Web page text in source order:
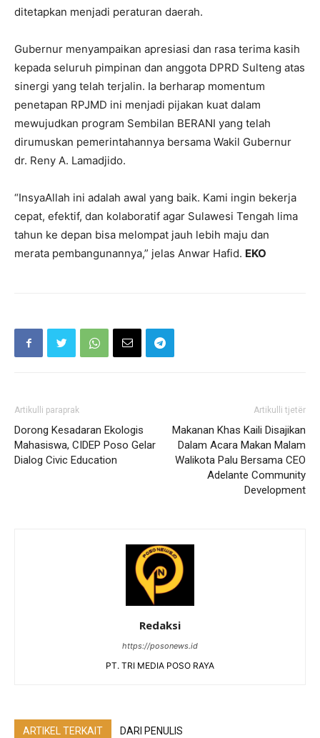
ditetapkan menjadi peraturan daerah.
Gubernur menyampaikan apresiasi dan rasa terima kasih
kepada seluruh pimpinan dan anggota DPRD Sulteng atas
sinergi yang telah terjalin. Ia berharap momentum
penetapan RPJMD ini menjadi pijakan kuat dalam
mewujudkan program Sembilan BERANI yang telah
dirumuskan pemerintahannya bersama Wakil Gubernur
dr. Reny A. Lamadjido.
“InsyaAllah ini adalah awal yang baik. Kami ingin bekerja
cepat, efektif, dan kolaboratif agar Sulawesi Tengah lima
tahun ke depan bisa melompat jauh lebih maju dan
merata pembangunannya,” jelas Anwar Hafid. EKO
Artikulli paraprak
Dorong Kesadaran Ekologis
Mahasiswa, CIDEP Poso Gelar
Dialog Civic Education
Artikulli tjetër
Makanan Khas Kaili Disajikan
Dalam Acara Makan Malam
Walikota Palu Bersama CEO
Adelante Community
Development
Redaksi
https://posonews.id
PT. TRI MEDIA POSO RAYA
ARTIKEL TERKAIT DARI PENULIS